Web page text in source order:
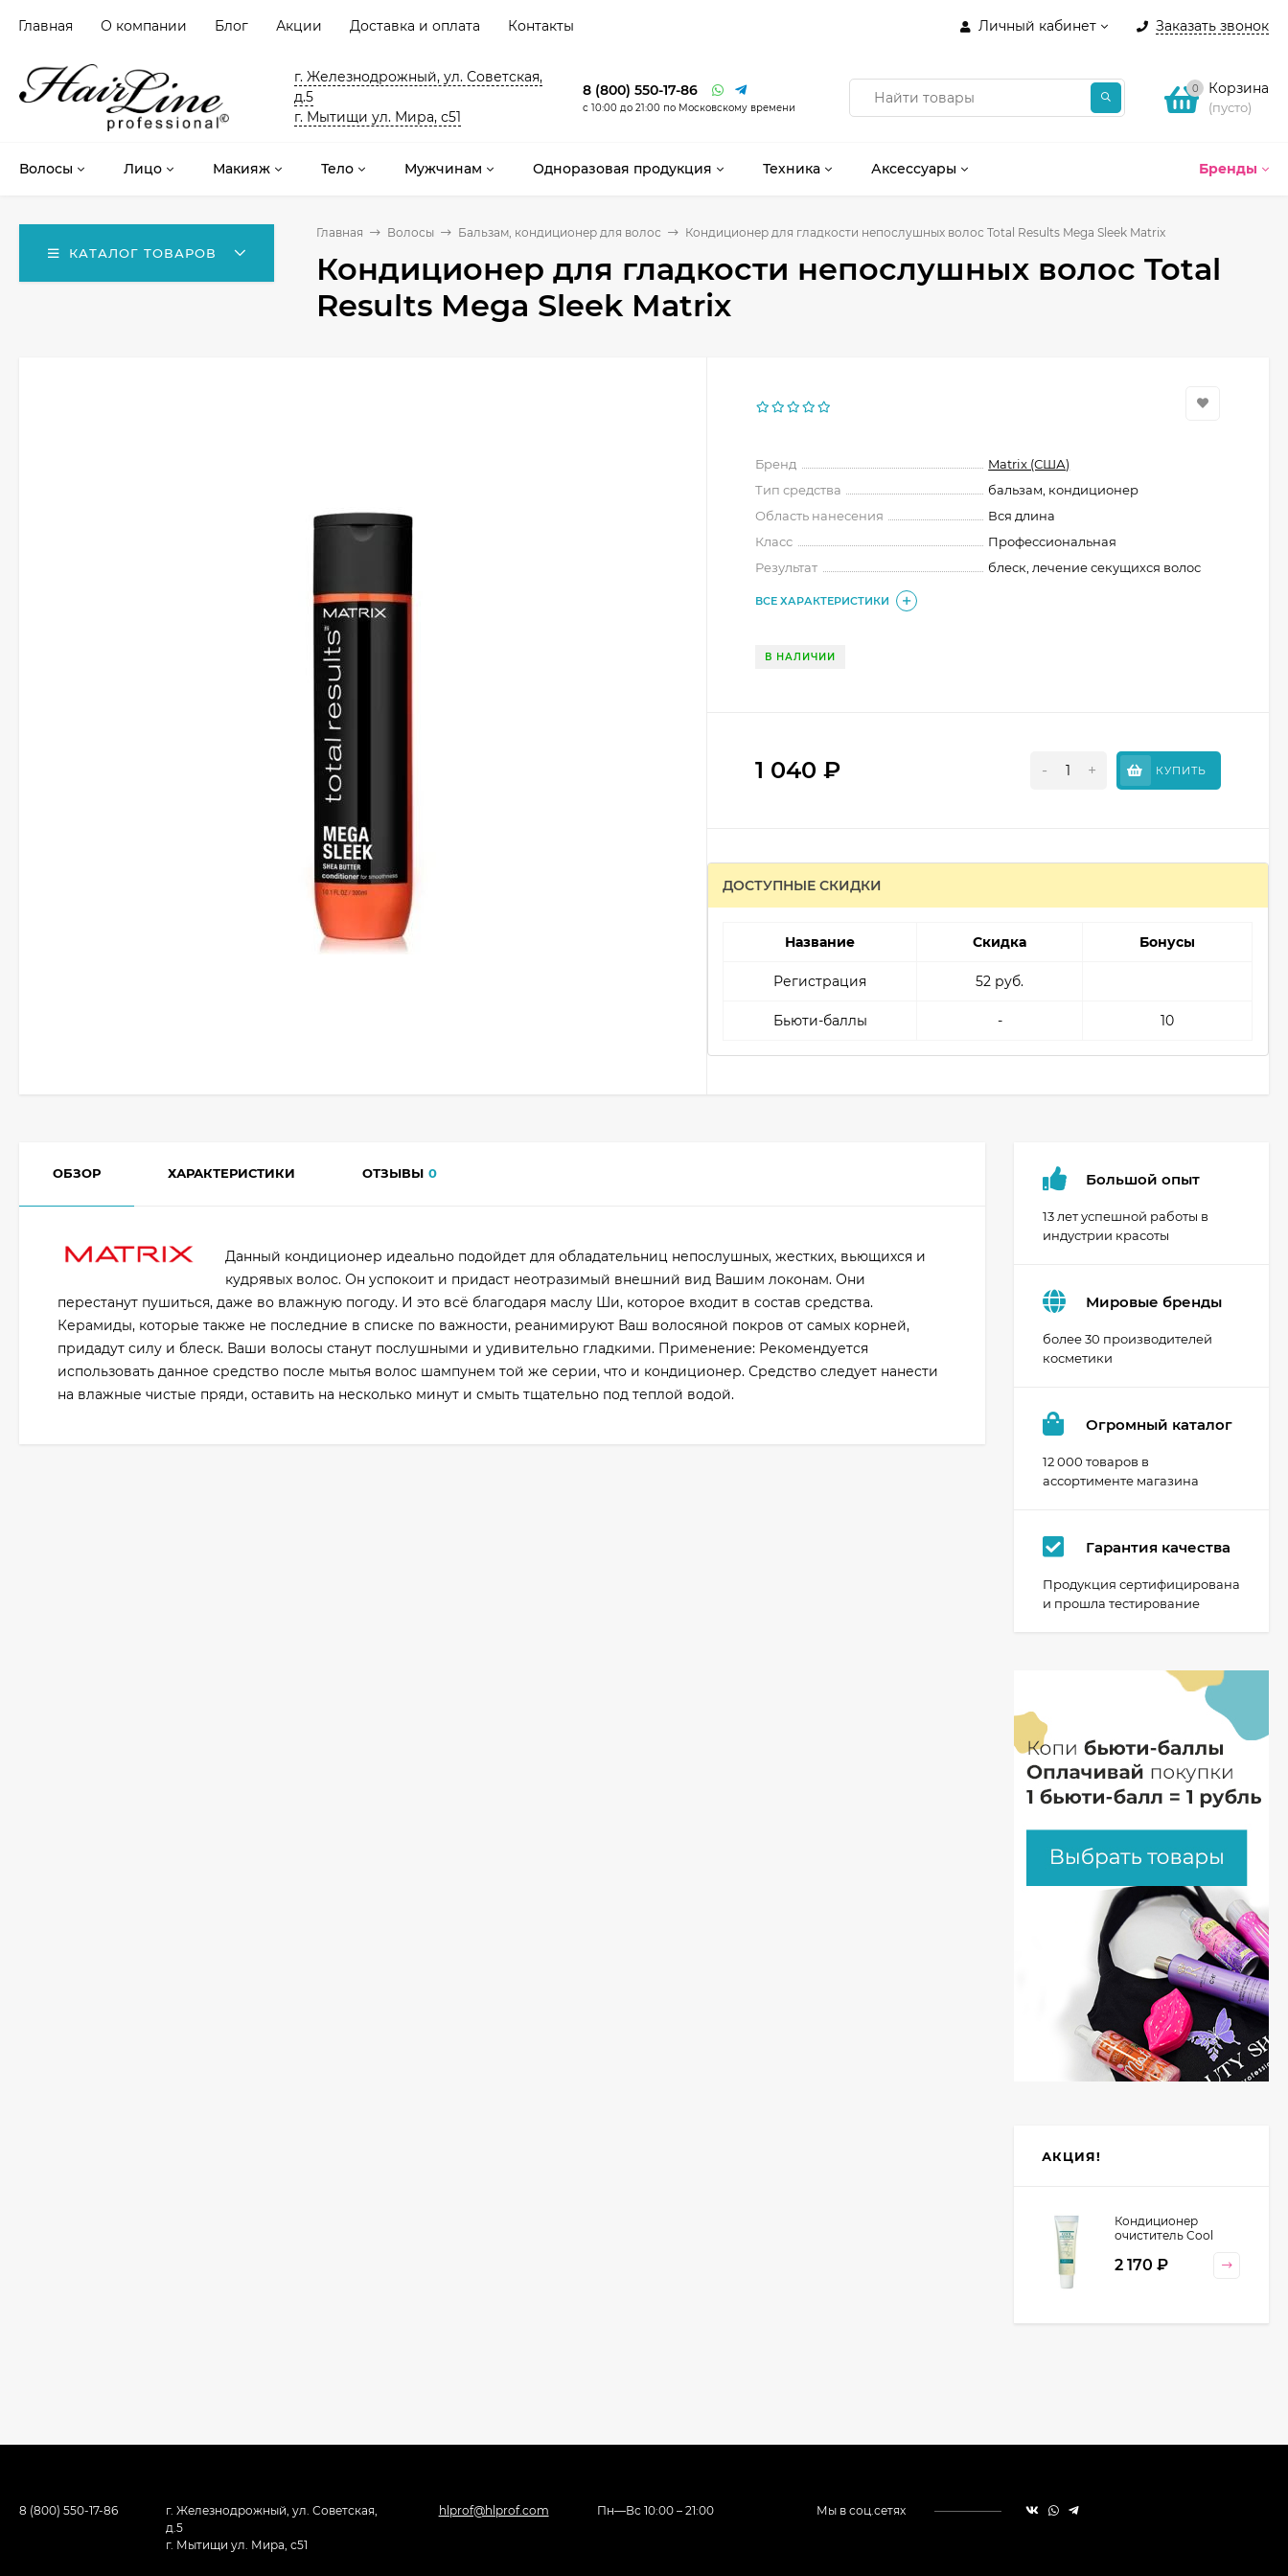
Личный кабинет Заказать звонок
Главная О компании Блог Акции Доставка и оплата Контакты
г. Железнодрожный, ул. Советская,
д.5
г. Мытищи ул. Мира, с51
8 (800) 550-17-86
с 10:00 до 21:00 по Московскому времени
0 Корзина
(пусто)
Бренды
Волосы Лицо Макияж Тело Мужчинам Одноразовая продукция Техника Аксессуары
КАТАЛОГ ТОВАРОВ
Главная Волосы Бальзам, кондиционер для волос Кондиционер для гладкости непослушных волос Total Results Mega Sleek Matrix
Кондиционер для гладкости непослушных волос Total
Results Mega Sleek Matrix
Бренд
Matrix (США)
Тип средства
бальзам, кондиционер
Область нанесения
Вся длина
Класс
Профессиональная
Результат
блеск, лечение секущихся волос
ВСЕ ХАРАКТЕРИСТИКИ
В НАЛИЧИИ
1 040₽ - + КУПИТЬ
ДОСТУПНЫЕ СКИДКИ
Название Скидка Бонусы
Регистрация 52 руб.
Бьюти-баллы - 10
ОБЗОР ХАРАКТЕРИСТИКИ ОТЗЫВЫ 0
Данный кондиционер идеально подойдет для обладательниц непослушных, жестких, вьющихся и
кудрявых волос. Он успокоит и придаст неотразимый внешний вид Вашим локонам. Они
перестанут пушиться, даже во влажную погоду. И это всё благодаря маслу Ши, которое входит в состав средства.
Керамиды, которые также не последние в списке по важности, реанимируют Ваш волосяной покров от самых корней,
придадут силу и блеск. Ваши волосы станут послушными и удивительно гладкими. Применение: Рекомендуется
использовать данное средство после мытья волос шампунем той же серии, что и кондиционер. Средство следует нанести
на влажные чистые пряди, оставить на несколько минут и смыть тщательно под теплой водой.
Большой опыт
13 лет успешной работы в
индустрии красоты
Мировые бренды
более 30 производителей
косметики
Огромный каталог
12 000 товаров в
ассортименте магазина
Гарантия качества
Продукция сертифицирована
и прошла тестирование
АКЦИЯ!
Кондиционер
очиститель Cool
Cosmetics, 130 гр
2 170 ₽
8 (800) 550-17-86
г. Железнодрожный, ул. Советская,
д.5
г. Мытищи ул. Мира, с51
hlprof@hlprof.com Пн—Вс 10:00 – 21:00 Мы в соц.сетях